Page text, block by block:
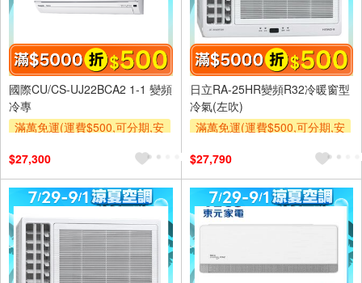
國際CU/CS-UJ22BCA2 1-1 變頻
冷專
滿萬免運(運費$500,可分期,安
及使用6期以上分期0利率,需付
基本安裝運費)
滿額折$500
$27,300
日立RA-25HR變頻R32冷暖窗型
冷氣(左吹)
滿萬免運(運費$500,可分期,安
及使用6期以上分期0利率,需付
基本安裝運費)
滿額折$500
$27,790